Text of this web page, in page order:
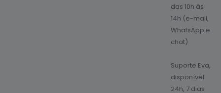
das 10h às
14h (e-mail,
WhatsApp e
chat)
Suporte Eva,
disponível
24h, 7 dias